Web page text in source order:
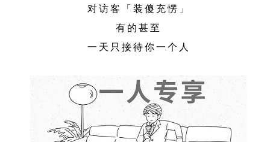
对访客「装傻充愣」
有的甚至
一天只接待你一个人